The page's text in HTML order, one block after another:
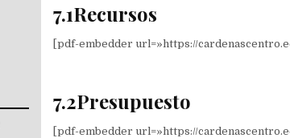
7.1Recursos
[pdf-embedder url=»https://
7.2Presupuesto
[pdf-embedder url=»https://